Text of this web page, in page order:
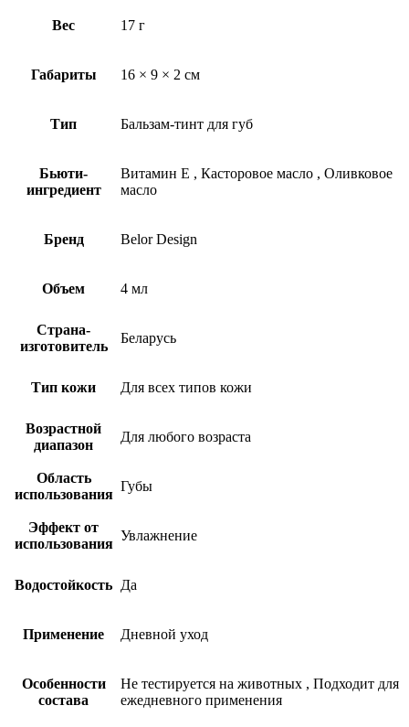
Вес 17 г
Габариты 16 × 9 × 2 см
Тип Бальзам-тинт для губ
Бьюти-
ингредиент
Витамин Е , Касторовое масло , Оливковое
масло
Бренд Belor Design
Объем 4 мл
Страна-
изготовитель
Беларусь
Тип кожи Для всех типов кожи
Возрастной
диапазон
Для любого возраста
Область
использования
Губы
Эффект от
использования
Увлажнение
Водостойкость Да
Применение Дневной уход
Особенности
состава
Не тестируется на животных , Подходит для
ежедневного применения